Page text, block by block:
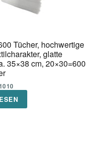
Tücher, hochwertige
glatte
35×38 cm, 20×30=600